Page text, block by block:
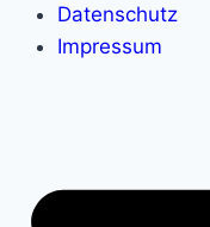
Datenschutz
Impressum